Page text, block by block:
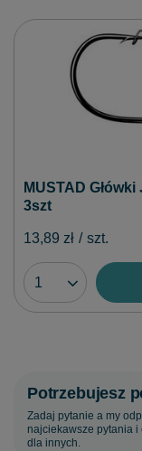
MUSTAD
3szt
13,89 zł / szt.
Potrzebujesz
Zadaj pytanie a my
najciekawsze pytania
dla innych.